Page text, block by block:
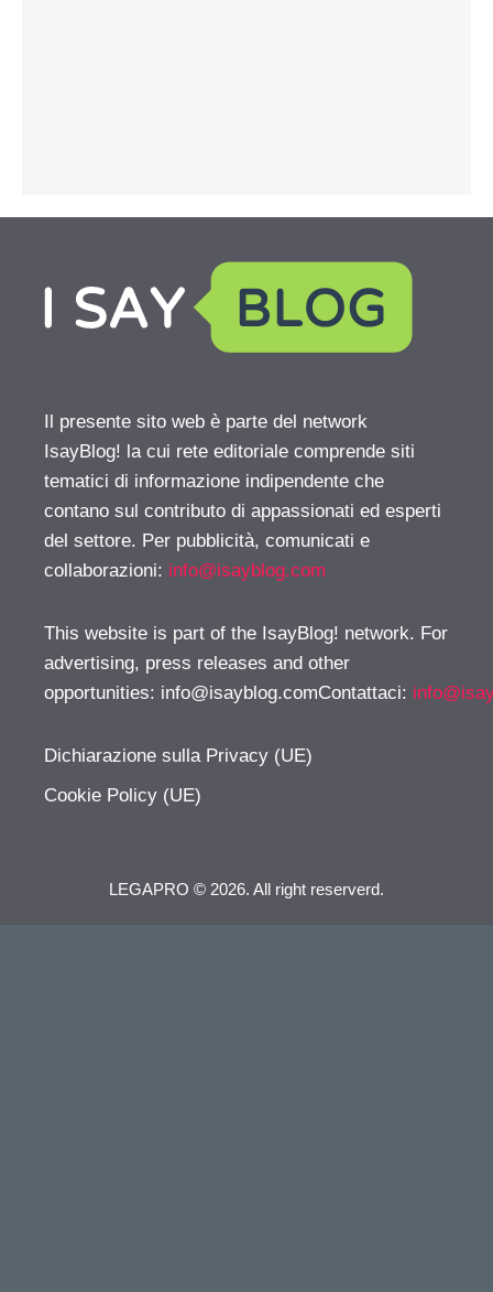
Il presente sito web è parte del network
IsayBlog! la cui rete editoriale comprende siti
tematici di informazione indipendente che
contano sul contributo di appassionati ed esperti
del settore. Per pubblicità, comunicati e
collaborazioni: info@isayblog.com
This website is part of the IsayBlog! network. For
advertising, press releases and other
opportunities: info@isayblog.comContattaci:
Dichiarazione sulla Privacy (UE)
Cookie Policy (UE)
LEGAPRO © 2026. All right reserverd.